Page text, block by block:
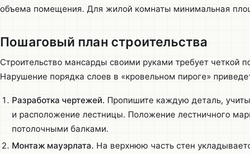
объема помещения. Для жилой комнаты минимальная
Пошаговый план строительства
Строительство мансарды своими руками требует четкой
Нарушение порядка слоев в «кровельном пироге»
Разработка чертежей. Пропишите каждую деталь,
и расположение лестницы. Положение лестничного
потолочными балками.
Монтаж мауэрлата. На верхнюю часть стен